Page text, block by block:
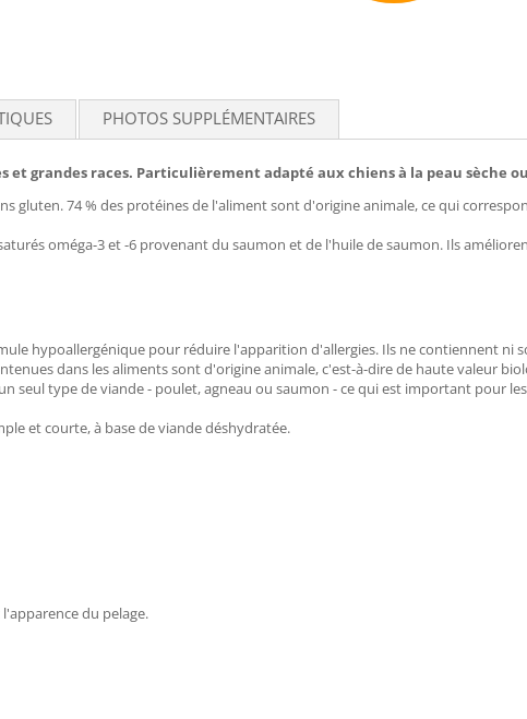
PHOTOS SUPPLÉMENTAIRES
grandes races. Particulièrement adapté aux chiens à la peau sèche
gluten. 74 % des protéines de l'aliment sont d'origine animale, ce qui
oméga-3 et -6 provenant du saumon et de l'huile de saumon. Ils
hypoallergénique pour réduire l'apparition d'allergies. Ils ne contiennent ni
dans les aliments sont d'origine animale, c'est-à-dire de haute valeur
seul type de viande - poulet, agneau ou saumon - ce qui est important pour
et courte, à base de viande déshydratée.
du pelage.